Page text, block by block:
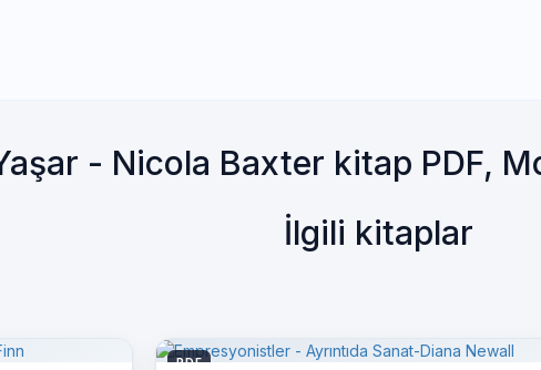
- Nicola Baxter kitap PDF,
İlgili kitaplar
PDF